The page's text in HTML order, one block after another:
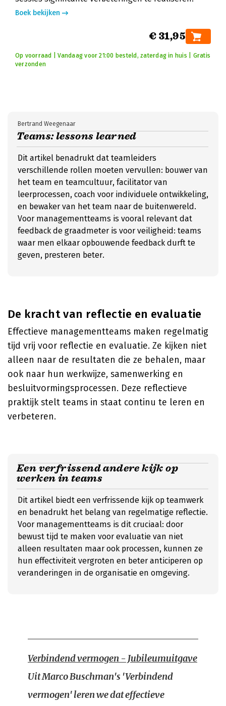
Boek bekijken
€ 31,95
Op voorraad | Vandaag voor 21:00 besteld, zaterdag in huis | Gratis
verzonden
Teams: lessons learned
Bertrand Weegenaar
Dit artikel benadrukt dat teamleiders
verschillende rollen moeten vervullen: bouwer van
het team en teamcultuur, facilitator van
leerprocessen, coach voor individuele ontwikkeling,
en bewaker van het team naar de buitenwereld.
Voor managementteams is vooral relevant dat
feedback de graadmeter is voor veiligheid: teams
waar men elkaar opbouwende feedback durft te
geven, presteren beter.
De kracht van reflectie en evaluatie
Effectieve managementteams maken regelmatig
tijd vrij voor reflectie en evaluatie. Ze kijken niet
alleen naar de resultaten die ze behalen, maar
ook naar hun werkwijze, samenwerking en
besluitvormingsprocessen. Deze reflectieve
praktijk stelt teams in staat continu te leren en
verbeteren.
Een verfrissend andere kijk op
werken in teams
Dit artikel biedt een verfrissende kijk op teamwerk
en benadrukt het belang van regelmatige reflectie.
Voor managementteams is dit cruciaal: door
bewust tijd te maken voor evaluatie van niet
alleen resultaten maar ook processen, kunnen ze
hun effectiviteit vergroten en beter anticiperen op
veranderingen in de organisatie en omgeving.
Verbindend vermogen - Jubileumuitgave
Uit Marco Buschman's 'Verbindend
vermogen' leren we dat effectieve